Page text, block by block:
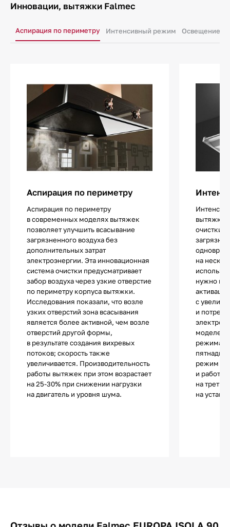
Инновации, вытяжки Falmec
Аспирация по периметру Интенсивный режим Освещение
Аспирация по периметру
Аспирация по периметру
в современных моделях вытяжек
позволяет улучшить всасывание
загрязненного воздуха без
дополнительных затрат
электроэнергии. Эта инновационная
система очистки предусматривает
забор воздуха через узкие отверстие
по периметру корпуса вытяжки.
Исследования показали, что возле
узких отверстий зона всасывания
является более активной, чем возле
отверстий другой формы,
в результате создания вихревых
потоков; скорость также
увеличивается. Производительность
работы вытяжек при этом возрастает
на 25-30% при снижении нагрузки
на двигатель и уровня шума.
вытяжках
очистки
на
нужно
с
и
моделей
режима
режим
и работа
на
на